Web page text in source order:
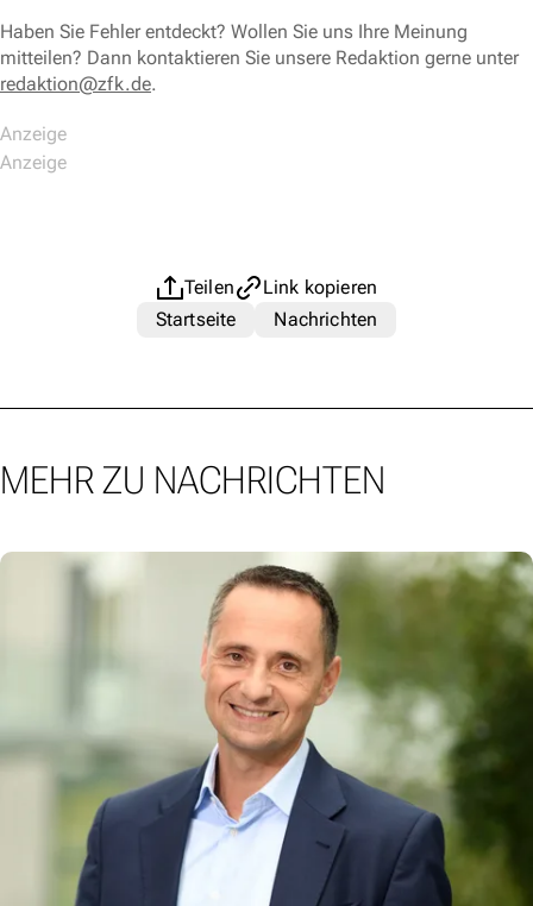
Haben Sie Fehler entdeckt? Wollen Sie uns Ihre Meinung
mitteilen? Dann kontaktieren Sie unsere Redaktion gerne unter
redaktion@zfk.de.
Teilen
Link kopieren
Startseite
Nachrichten
MEHR ZU NACHRICHTEN